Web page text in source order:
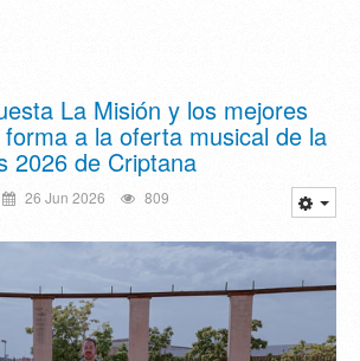
La Misión y los mejores
a la oferta musical de la
2026 de Criptana
26 Jun 2026 809